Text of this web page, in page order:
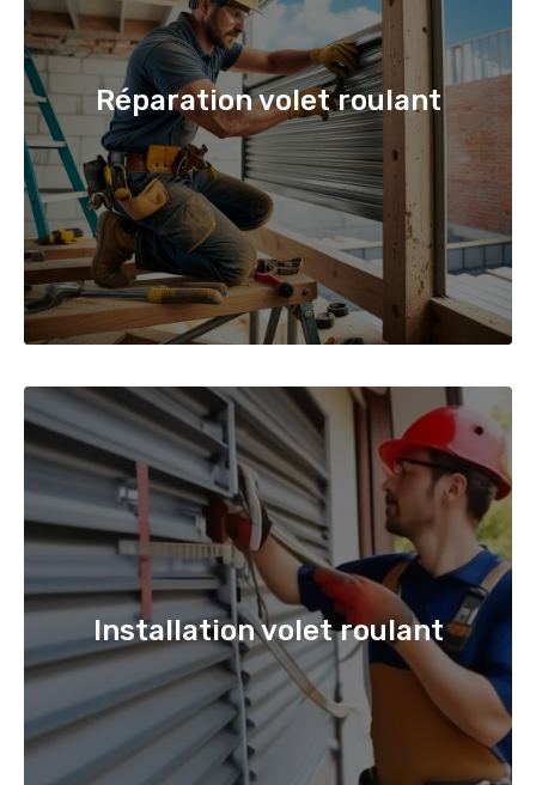
Réparation volet roulant
Installation volet roulant